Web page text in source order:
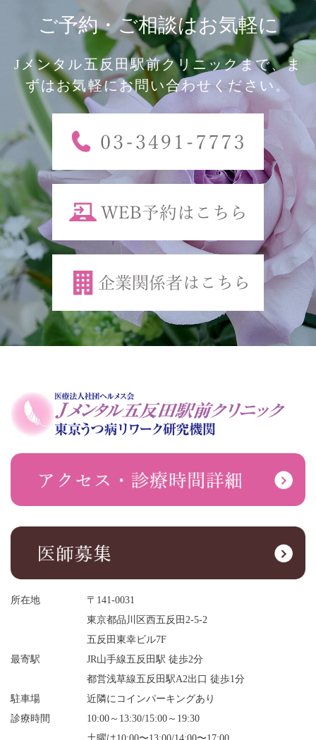
ご予約・ご相談はお気軽に
Jメンタル五反田駅前クリニックまで、ま
ずはお気軽にお問い合わせください。
所在地
〒141-0031
東京都品川区西五反田2-5-2
五反田東幸ビル7F
最寄駅
JR山手線五反田駅 徒歩2分
都営浅草線五反田駅A2出口 徒歩1分
駐車場
近隣にコインパーキングあり
診療時間
10:00～13:30/15:00～19:30